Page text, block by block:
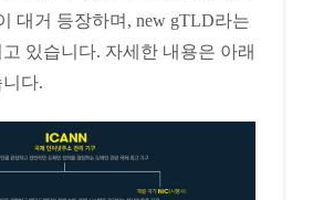
대거 등장하며, new gTLD라는
있습니다. 자세한 내용은 아래
다.